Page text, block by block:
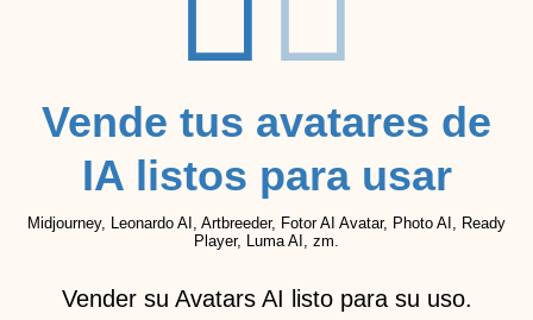
Vende tus avatares de
IA listos para usar
Midjourney, Leonardo AI, Artbreeder, Fotor AI Avatar, Photo AI, Ready
Player, Luma AI, zm.
Vender su Avatars AI listo para su uso.